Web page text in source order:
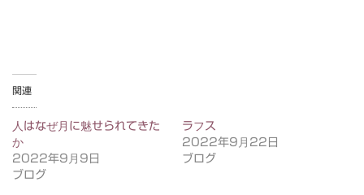
関連
人はなぜ月に魅せられてきた
か
2022年9月9日
ブログ
ラフス
2022年9月22日
ブログ